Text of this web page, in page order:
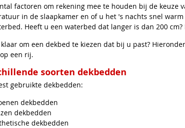
factoren om rekening mee te houden bij de
in de slaapkamer en of u het 's nachts snel
Heeft u een waterbed dat langer is dan 200
om een dekbed te kiezen dat bij u past?
een rij.
soorten dekbedden
gebruikte dekbedden:
dekbedden
dekbedden
dekbedden